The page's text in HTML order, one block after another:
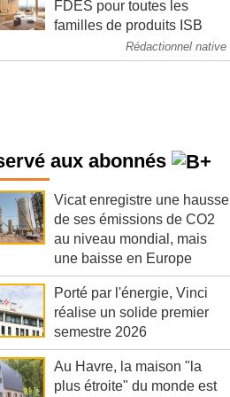
FDES pour toutes les
familles de produits ISB
Rédactionnel native
aux abonnés
Vicat enregistre une hausse
de ses émissions de CO2
au niveau mondial, mais
une baisse en Europe
Porté par l'énergie, Vinci
réalise un solide premier
semestre 2026
Au Havre, la maison "la
plus étroite" du monde est